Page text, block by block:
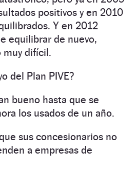
positivos y en 2010
Y en 2012
equilibrar de nuevo,
muy difícil.
del Plan PIVE?
bueno hasta que se
los usados de un año.
sus concesionarios no
a empresas de